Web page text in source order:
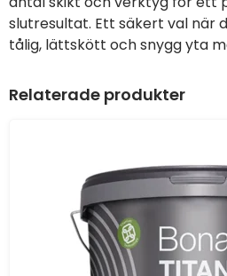
slutresultat. Ett säkert val när
tålig, lättskött och snygg yta
Relaterade produkter